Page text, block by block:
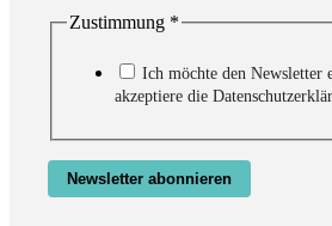
Zustimmung *
Ich möchte den Newsletter
akzeptiere die
Newsletter abonnieren